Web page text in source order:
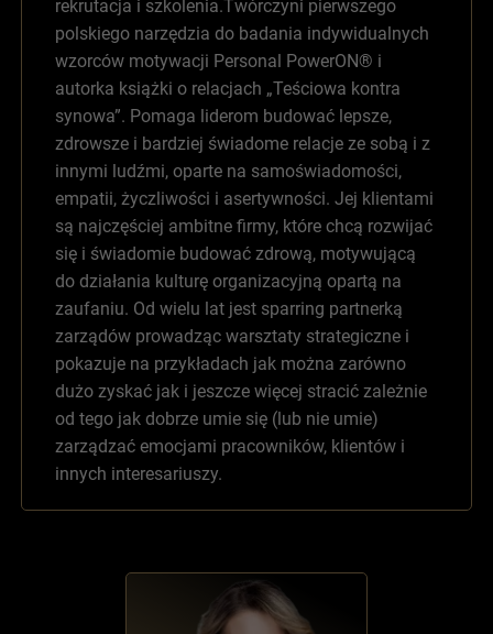
rekrutacja i szkolenia.Twórczyni pierwszego
polskiego narzędzia do badania indywidualnych
wzorców motywacji Personal PowerON® i
autorka książki o relacjach „Teściowa kontra
synowa”. Pomaga liderom budować lepsze,
zdrowsze i bardziej świadome relacje ze sobą i z
innymi ludźmi, oparte na samoświadomości,
empatii, życzliwości i asertywności. Jej klientami
są najczęściej ambitne firmy, które chcą rozwijać
się i świadomie budować zdrową, motywującą
do działania kulturę organizacyjną opartą na
zaufaniu. Od wielu lat jest sparring partnerką
zarządów prowadząc warsztaty strategiczne i
pokazuje na przykładach jak można zarówno
dużo zyskać jak i jeszcze więcej stracić zależnie
od tego jak dobrze umie się (lub nie umie)
zarządzać emocjami pracowników, klientów i
innych interesariuszy.